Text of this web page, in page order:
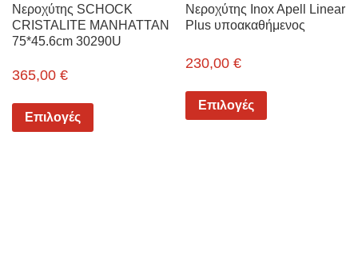
Νεροχύτης SCHOCK
CRISTALITE MANHATTAN
75*45.6cm 30290U
365,00 €
Επιλογές
Νεροχύτης Inox Apell Linear
Plus υποακαθήμενος
230,00 €
Επιλογές